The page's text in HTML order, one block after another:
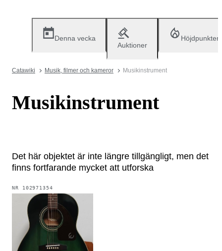
Denna vecka
Auktioner
Höjdpunkter
Catawiki Musik, filmer och kameror Musikinstrument
Musikinstrument
Det här objektet är inte längre tillgängligt, men det
finns fortfarande mycket att utforska
NR 102971354